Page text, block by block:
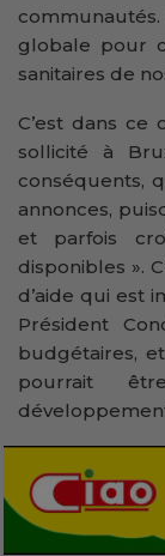
globale pour
sanitaires de
C’est dans
sollicité à
conséquents,
annonces,
et parfois
disponibles ».
d’aide qui est
Président
budgétaires,
pourrait